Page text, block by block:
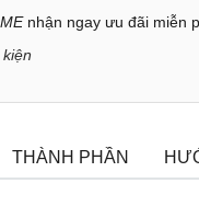
nhận ngay ưu đãi miễn
THÀNH PHẦN